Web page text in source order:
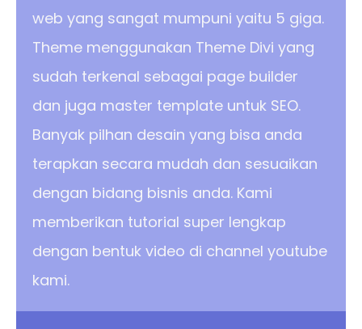
web yang sangat mumpuni yaitu 5 giga.
Theme menggunakan Theme Divi yang
sudah terkenal sebagai page builder
dan juga master template untuk SEO.
Banyak pilhan desain yang bisa anda
terapkan secara mudah dan sesuaikan
dengan bidang bisnis anda. Kami
memberikan tutorial super lengkap
dengan bentuk video di channel youtube
kami.